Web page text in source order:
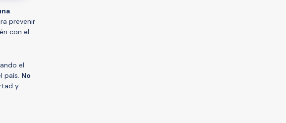
prevenir
con el
el
país. No
y